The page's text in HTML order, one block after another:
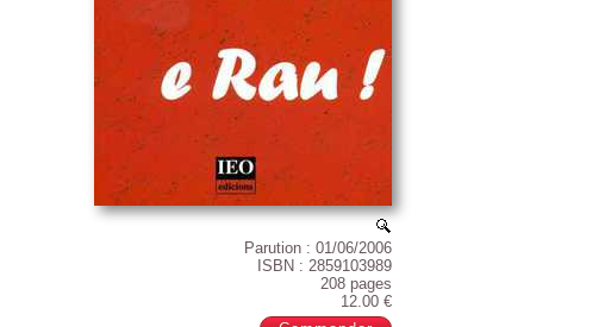
Parution : 01/06/2006
ISBN : 2859103989
208 pages
12.00 €